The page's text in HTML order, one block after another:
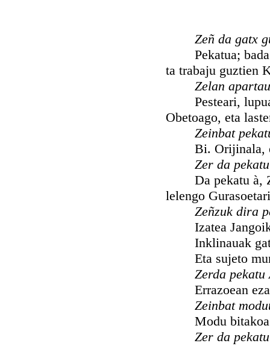
Zeñ da gatx
Pekatua; bada
ta trabaju guztien
Zelan
Pesteari,
Obetoago, eta
Zeinbat
Bi. Orijinala,
Zer da
Da pekatu à,
lelengo
Zeñzuk dira
Izatea
Inklinauak
Eta sujeto
Zerda pekatu
Errazoean
Zeinbat
Modu bitakoa.
Zer da